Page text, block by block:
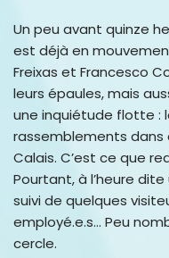
Un peu avant quinze
est déjà en
Freixas et Francesco
leurs épaules, mais
une inquiétude flotte :
rassemblements
Calais. C’est ce que
Pourtant, à l’heure
suivi de quelques
employé.e.s… Peu
cercle.